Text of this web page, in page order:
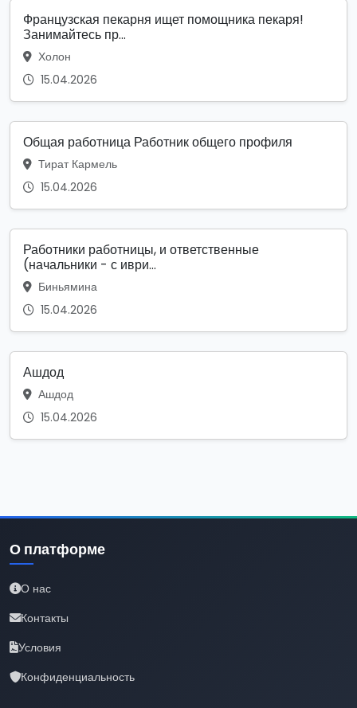
Французская пекарня ищет помощника пекаря!
Занимайтесь пр...
Холон
15.04.2026
Общая работница Работник общего профиля
Тират Кармель
15.04.2026
Работники работницы, и ответственные
(начальники - с иври...
Биньямина
15.04.2026
Ашдод
Ашдод
15.04.2026
О платформе
О нас
Контакты
Условия
Конфиденциальность